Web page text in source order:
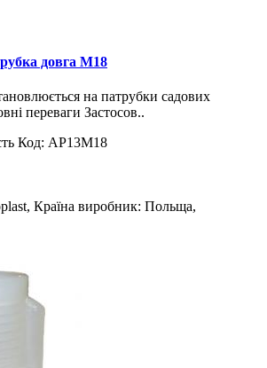
довга M18
на патрубки садових
переваги Застосов..
Код: AP13M18
Країна виробник: Польща,